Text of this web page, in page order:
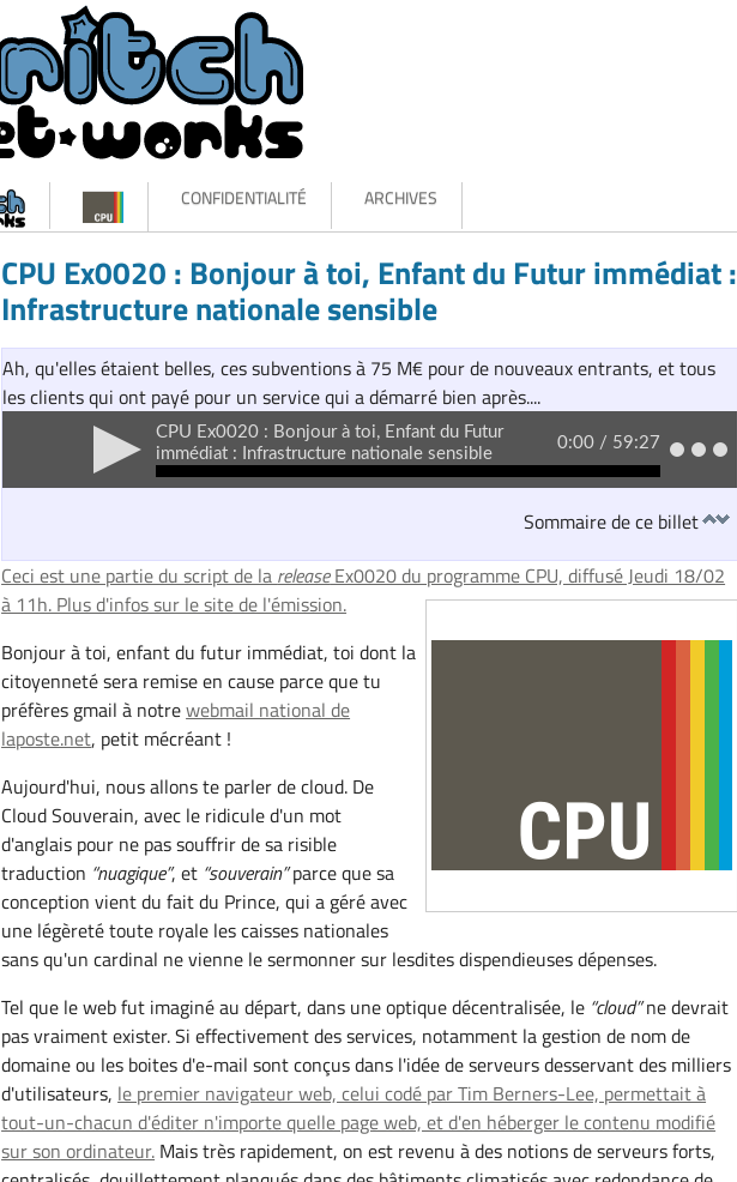
CONFIDENTIALITÉ ARCHIVES
CPU Ex0020 : Bonjour à toi, Enfant du Futur immédiat :
Infrastructure nationale sensible
Ah, qu'elles étaient belles, ces subventions à 75 M€ pour de nouveaux entrants, et tous
les clients qui ont payé pour un service qui a démarré bien après....
Sommaire de ce billet
Ceci est une partie du script de la releaseEx0020 du programme CPU, diffusé Jeudi 18/02
à 11h. Plus d'infos sur le site de l'émission.
Bonjour à toi, enfant du futur immédiat, toi dont la
citoyenneté sera remise en cause parce que tu
préfères gmail à notrewebmail national de
laposte.net, petit mécréant !
Aujourd'hui, nous allons te parler de cloud. De
Cloud Souverain, avec le ridicule d'un mot
d'anglais pour ne pas souffrir de sa risible
traduction nuagique , et souverain parce que sa
conception vient du fait du Prince, qui a géré avec
une légèreté toute royale les caisses nationales
sans qu'un cardinal ne vienne le sermonner sur lesdites dispendieuses dépenses.
Tel que le web fut imaginé au départ, dans une optique décentralisée, le cloud ne devrait
pas vraiment exister. Si effectivement des services, notamment la gestion de nom de
domaine ou les boites d'e-mail sont conçus dans l'idée de serveurs desservant des milliers
d'utilisateurs, le premier navigateur web, celui codé par Tim Berners-Lee, permettait à
tout-un-chacun d'éditer n'importe quelle page web, et d'en héberger le contenu modifié
sur son ordinateur. Mais très rapidement, on est revenu à des notions de serveurs forts,